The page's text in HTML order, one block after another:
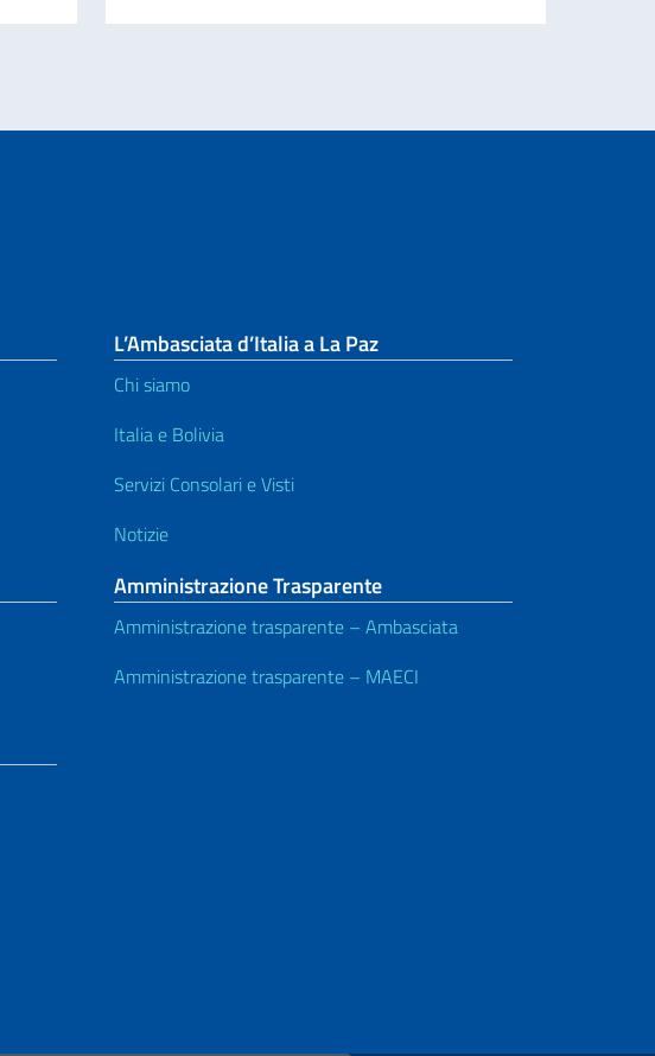
L’Ambasciata d’Italia a La Paz
Chi siamo
Italia e Bolivia
Servizi Consolari e Visti
Notizie
Amministrazione Trasparente
Amministrazione trasparente – Ambasciata
Amministrazione trasparente – MAECI